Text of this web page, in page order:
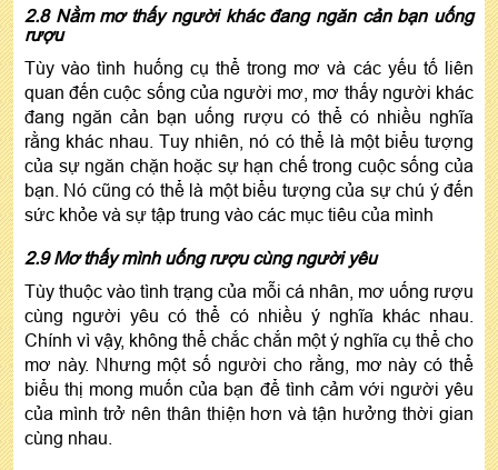
2.8 Nằm mơ thấy người khác đang ngăn cản bạn uống
rượu
Tùy vào tình huống cụ thể trong mơ và các yếu tố liên
quan đến cuộc sống của người mơ, mơ thấy người khác
đang ngăn cản bạn uống rượu có thể có nhiều nghĩa
rằng khác nhau. Tuy nhiên, nó có thể là một biểu tượng
của sự ngăn chặn hoặc sự hạn chế trong cuộc sống của
bạn. Nó cũng có thể là một biểu tượng của sự chú ý đến
sức khỏe và sự tập trung vào các mục tiêu của mình
2.9 Mơ thấy mình uống rượu cùng người yêu
Tùy thuộc vào tình trạng của mỗi cá nhân, mơ uống rượu
cùng người yêu có thể có nhiều ý nghĩa khác nhau.
Chính vì vậy, không thể chắc chắn một ý nghĩa cụ thể cho
mơ này. Nhưng một số người cho rằng, mơ này có thể
biểu thị mong muốn của bạn để tình cảm với người yêu
của mình trở nên thân thiện hơn và tận hưởng thời gian
cùng nhau.